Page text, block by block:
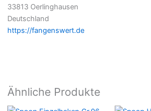
33813 Oerlinghausen
Deutschland
https://fangenswert.de
Ähnliche Produkte